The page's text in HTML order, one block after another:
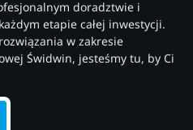
doradztwie i
etapie całej inwestycji.
w zakresie
Świdwin, jesteśmy tu, by Ci